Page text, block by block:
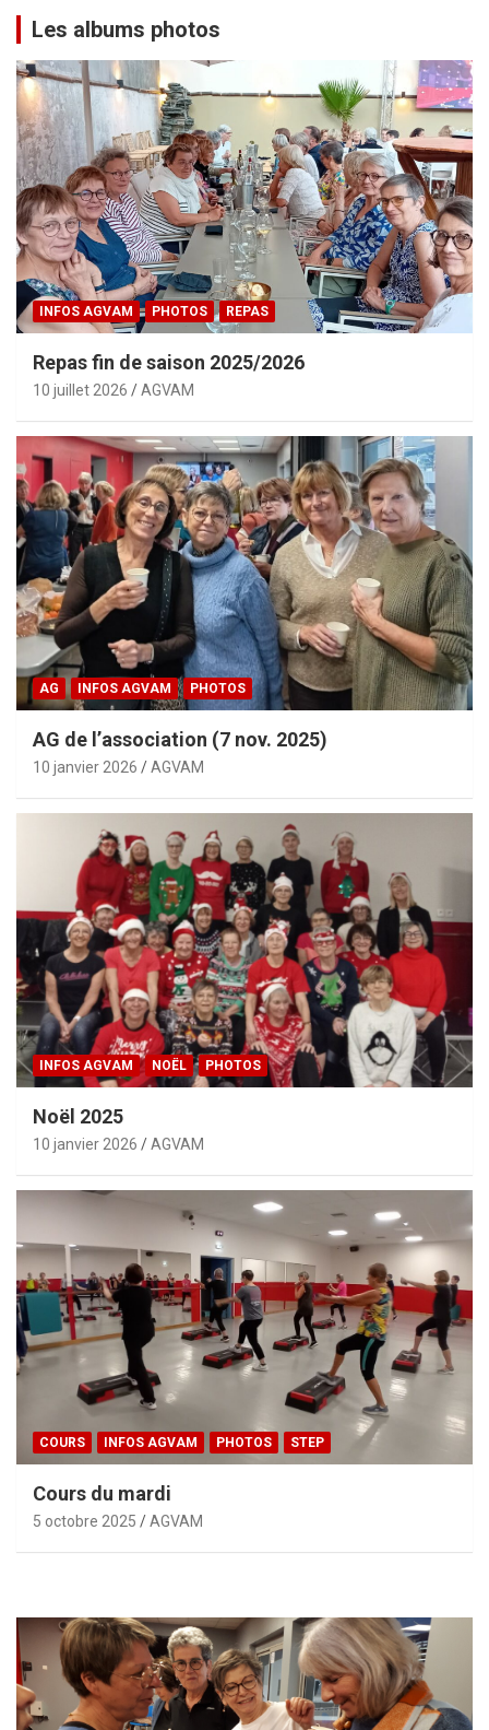
Les albums photos
INFOS AGVAM PHOTOS REPAS
Repas fin de saison 2025/2026
10 juillet 2026 AGVAM
AG INFOS AGVAM PHOTOS
AG de l’association (7 nov. 2025)
10 janvier 2026 AGVAM
INFOS AGVAM NOËL PHOTOS
Noël 2025
10 janvier 2026 AGVAM
COURS INFOS AGVAM PHOTOS STEP
Cours du mardi
5 octobre 2025 AGVAM